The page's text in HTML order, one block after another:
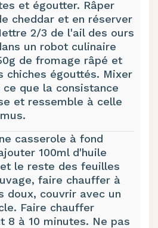
et égoutter. Râper
cheddar et en réserver
2/3 de l'ail des ours
un robot culinaire
de fromage râpé et
chiches égouttés. Mixer
ce que la consistance
et ressemble à celle
casserole à fond
100ml d'huile
le reste des feuilles
faire chauffer à
doux, couvrir avec un
Faire chauffer
8 à 10 minutes. Ne pas